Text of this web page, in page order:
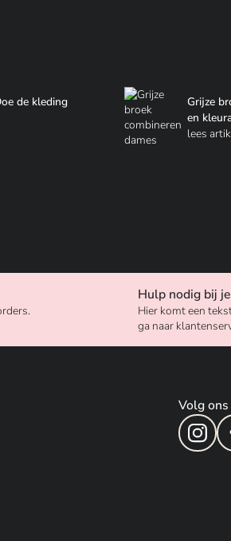
de kleding
Grijze
en
lees
Hulp nodig bij
Hier komt een
ga naar
Volg